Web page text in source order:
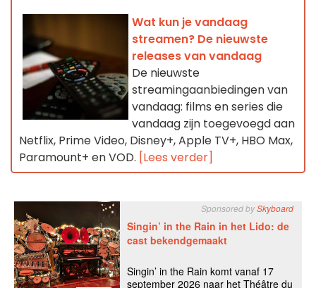
Wat kun je vandaag
streamen? De nieuwste
releases van vandaag
De nieuwste
streamingaanbiedingen van
vandaag: films en series die
vandaag zijn toegevoegd aan
Netflix, Prime Video, Disney+, Apple TV+, HBO Max,
Paramount+ en VOD. [Lees verder]